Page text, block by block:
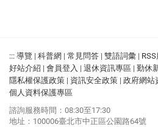
::: 導覽 | 科普網 | 常見問答 | 雙語詞彙 |
好站介紹 | 會員登入 | 退休資訊專區 | 勤休
隱私權保護政策 | 資訊安全政策 | 政府網站
個人資料保護專區
諮詢服務時間：08:30至17:30
地址：100006臺北市中正區公園路64號